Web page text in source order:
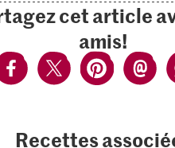
cet article
amis!
Recettes